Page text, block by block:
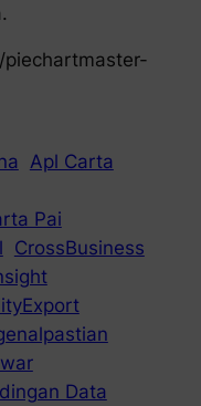
Apl Carta
Pai
CrossBusiness
Data